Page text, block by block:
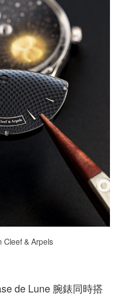
Cleef & Arpels
de Lune 腕錶同時搭